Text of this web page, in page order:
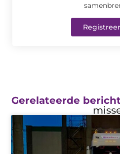
Gerelateerde